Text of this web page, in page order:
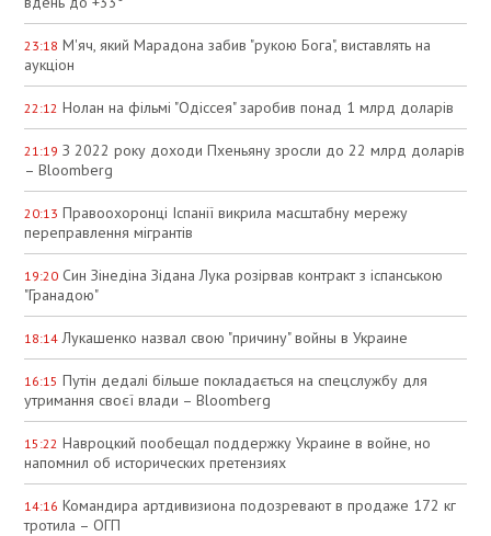
23:18 М'яч, який Марадона забив "рукою Бога", виставлять на
аукціон
22:12 Нолан на фільмі "Одіссея" заробив понад 1 млрд доларів
21:19 З 2022 року доходи Пхеньяну зросли до 22 млрд доларів
– Bloomberg
20:13 Правоохоронці Іспанії викрила масштабну мережу
переправлення мігрантів
19:20 Син Зінедіна Зідана Лука розірвав контракт з іспанською
"Гранадою"
18:14 Лукашенко назвал свою "причину" войны в Украине
16:15 Путін дедалі більше покладається на спецслужбу для
утримання своєї влади – Bloomberg
15:22 Навроцкий пообещал поддержку Украине в войне, но
напомнил об исторических претензиях
14:16 Командира артдивизиона подозревают в продаже 172 кг
тротила – ОГП